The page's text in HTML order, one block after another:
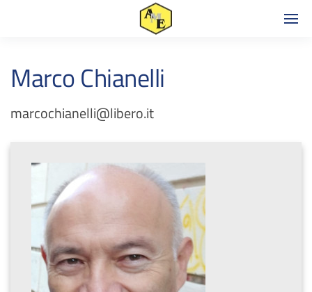
Marco Chianelli
marcochianelli@libero.it